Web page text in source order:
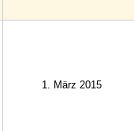
1. März 2015